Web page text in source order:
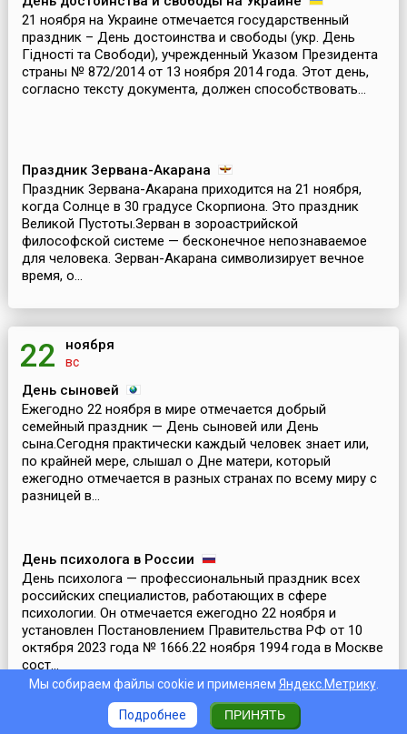
21 ноября на Украине отмечается государственный
праздник – День достоинства и свободы (укр. День
Гідності та Свободи), учрежденный Указом Президента
страны № 872/2014 от 13 ноября 2014 года. Этот день,
согласно тексту документа, должен способствовать...
Праздник Зервана-Акарана
Праздник Зервана-Акарана приходится на 21 ноября,
когда Солнце в 30 градусе Скорпиона. Это праздник
Великой Пустоты.Зерван в зороастрийской
философской системе — бесконечное непознаваемое
для человека. Зерван-Акарана символизирует вечное
время, о...
22 ноября
вс
День сыновей
Ежегодно 22 ноября в мире отмечается добрый
семейный праздник — День сыновей или День
сына.Сегодня практически каждый человек знает или,
по крайней мере, слышал о Дне матери, который
ежегодно отмечается в разных странах по всему миру с
разницей в...
День психолога в России
День психолога — профессиональный праздник всех
российских специалистов, работающих в сфере
психологии. Он отмечается ежегодно 22 ноября и
установлен Постановлением Правительства РФ от 10
октября 2023 года № 1666.22 ноября 1994 года в Москве
сост...
День работников юстиции Азербайджана
Мы собираем файлы cookie и применяем Яндекс.Метрику.
Подробнее ПРИНЯТЬ